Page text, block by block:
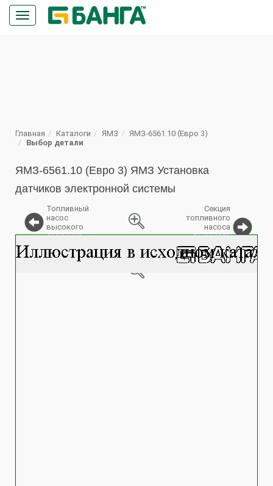
Кнопка
меню
Главная Каталоги ЯМЗ
ЯМЗ-6561.10 (Евро 3)
Выбор детали
ЯМЗ-6561.10 (Евро 3) ЯМЗ Установка
датчиков электронной системы
Топливный
насос
высокого
давления
Секция
топливного
насоса
высокого
давления